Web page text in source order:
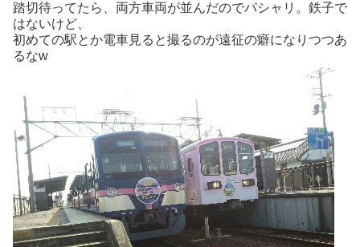
踏切待ってたら、両方車両が並んだのでパシャリ。鉄子で
はないけど、
初めての駅とか電車見ると撮るのが遠征の癖になりつつあ
るなw